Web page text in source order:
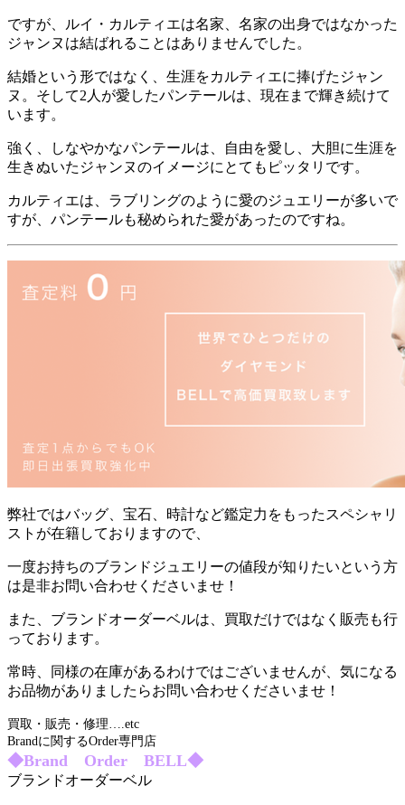
ですが、ルイ・カルティエは名家、名家の出身ではなかった
ジャンヌは結ばれることはありませんでした。
結婚という形ではなく、生涯をカルティエに捧げたジャン
ヌ。そして2人が愛したパンテールは、現在まで輝き続けて
います。
強く、しなやかなパンテールは、自由を愛し、大胆に生涯を
生きぬいたジャンヌのイメージにとてもピッタリです。
カルティエは、ラブリングのように愛のジュエリーが多いで
すが、パンテールも秘められた愛があったのですね。
弊社ではバッグ、宝石、時計など鑑定力をもったスペシャリ
ストが在籍しておりますので、
一度お持ちのブランドジュエリーの値段が知りたいという方
は是非お問い合わせくださいませ！
また、ブランドオーダーベルは、買取だけではなく販売も行
っております。
常時、同様の在庫があるわけではございませんが、気になる
お品物がありましたらお問い合わせくださいませ！
買取・販売・修理….etc
Brandに関するOrder専門店
◆Brand Order BELL◆
ブランドオーダーベル